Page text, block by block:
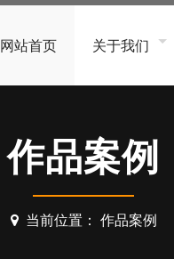
网站首页 关于我们
服务流程
招贤纳士
作品案例
当前位置： 作品案例